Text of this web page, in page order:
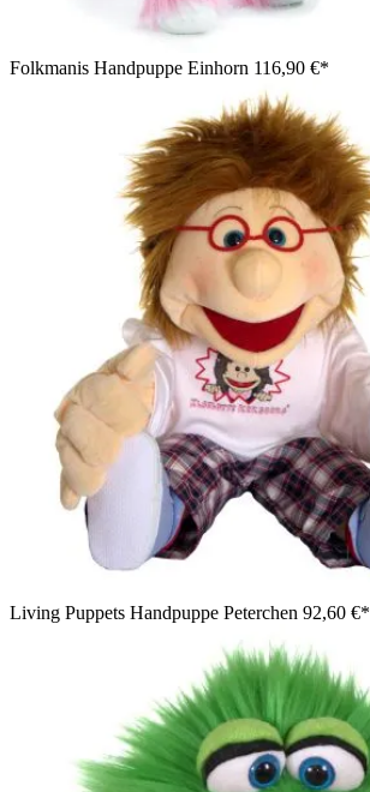
Folkmanis Handpuppe Einhorn 116,90 €*
Living Puppets Handpuppe Peterchen 92,60 €*